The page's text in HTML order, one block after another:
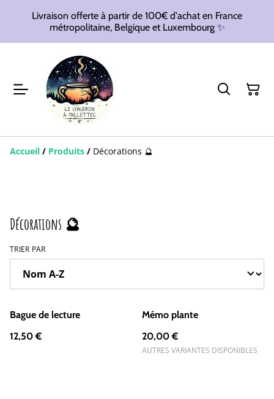
Livraison offerte à partir de 100€ d'achat en France
métropolitaine, Belgique et Luxembourg ✨
Accueil / Produits / Décorations 🔮
Décorations 🔮
TRIER PAR
Bague de lecture
12,50 €
Mémo plante
20,00 €
AUTRES VARIANTES DISPONIBLES